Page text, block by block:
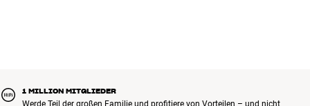
1 MILLION MITGLIEDER
Werde Teil der großen Familie und profitiere von Vorteilen – und nicht